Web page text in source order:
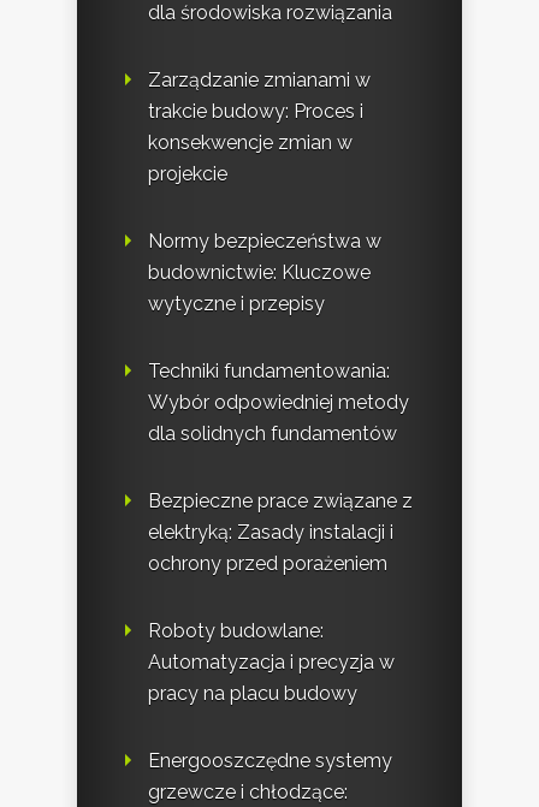
dla środowiska rozwiązania
Zarządzanie zmianami w
trakcie budowy: Proces i
konsekwencje zmian w
projekcie
Normy bezpieczeństwa w
budownictwie: Kluczowe
wytyczne i przepisy
Techniki fundamentowania:
Wybór odpowiedniej metody
dla solidnych fundamentów
Bezpieczne prace związane z
elektryką: Zasady instalacji i
ochrony przed porażeniem
Roboty budowlane:
Automatyzacja i precyzja w
pracy na placu budowy
Energooszczędne systemy
grzewcze i chłodzące: